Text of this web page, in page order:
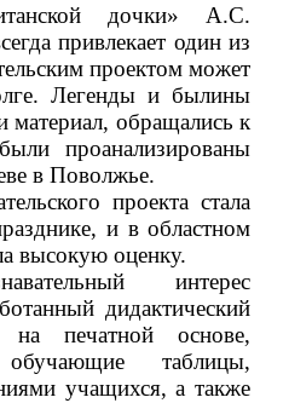
дочки» А.С.
привлекает один из
проектом может
Легенды и былины
материал, обращались к
проанализированы
в Поволжье.
проекта стала
и в областном
высокую оценку.
интерес
дидактический
на печатной основе,
таблицы,
учащихся, а также